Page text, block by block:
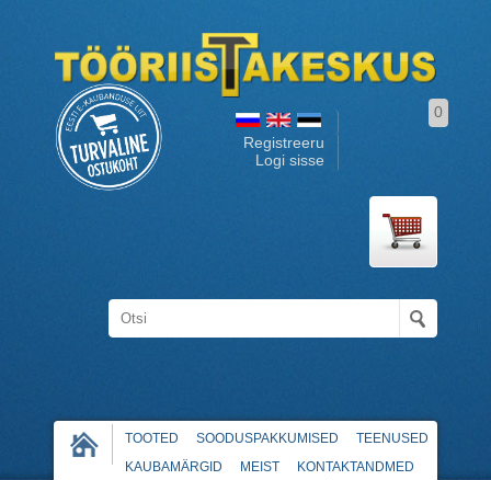
Registreeru
Logi sisse
0
TOOTED SOODUSPAKKUMISED
TEENUSED
KAUBAMÄRGID
MEIST KONTAKTANDMED